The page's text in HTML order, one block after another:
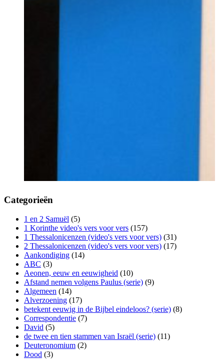
Categorieën
1 en 2 Samuël (5)
1 Korinthe video's vers voor vers (157)
1 Thessalonicenzen (video's vers voor vers) (31)
2 Thessalonicenzen (video's vers voor vers) (17)
Aankondiging (14)
ABC (3)
Aeonen, eeuw en eeuwigheid (10)
Afstand nemen volgens Paulus (serie) (9)
Algemeen (14)
Alverzoening (17)
betekent eeuwig in de Bijbel eindeloos? (serie) (8)
Correspondentie (7)
David (5)
de twee en tien stammen van Israël (serie) (11)
Deuteronomium (2)
Dood (3)